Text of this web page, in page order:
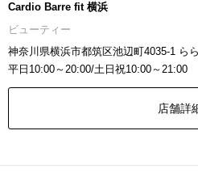
Cardio Barre fit 横浜
ビューティー
神奈川県横浜市都筑区池辺町4035-1 ら
平日10:00～20:00/土日祝10:00～21:00
店舗詳